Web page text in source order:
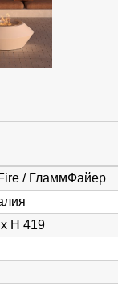
/ ГламмФайер
Н 419